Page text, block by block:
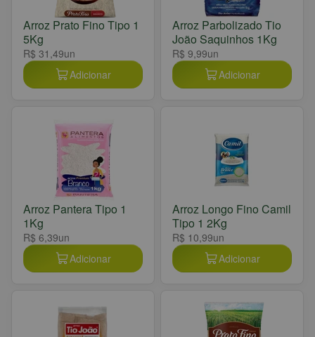
Arroz Prato Fino Tipo 1
5Kg
R$ 31,49un
Adicionar
Arroz Parbolizado Tio
João Saquinhos 1Kg
R$ 9,99un
Adicionar
Arroz Pantera Tipo 1
1Kg
R$ 6,39un
Adicionar
Arroz Longo Fino Camil
Tipo 1 2Kg
R$ 10,99un
Adicionar